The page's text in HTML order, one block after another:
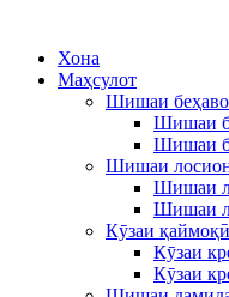
Хона
Маҳсулот
Шишаи беҳаво
Шишаи
Шишаи
Шишаи
Шишаи
Шишаи
Кӯзаи қаймоқӣ
Кӯзаи
Кӯзаи